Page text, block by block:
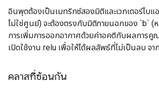
อินพุตต้องเป็นเมทริกซ์สองมิติและเวกเตอร์ไบ
ไม่ใช่ศูนย์) จะต้องตรงกับมิติภายนอกของ `b` (
การเพิ่มการออกอากาศด้วยค่าอคติกับผลการ
เปิดใช้งาน relu เพื่อให้ได้ผลลัพธ์ที่ไม่เป็นลบ
คลาสที่ซ้อนกัน